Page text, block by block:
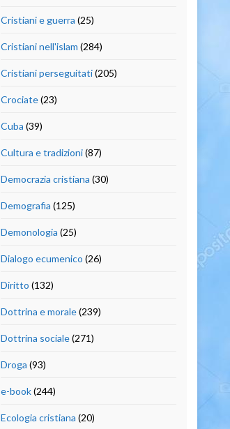
Cristiani e guerra (25)
Cristiani nell'islam (284)
Cristiani perseguitati(205)
Crociate(23)
Cuba (39)
Cultura e tradizioni(87)
Democrazia cristiana (30)
Demografia (125)
Demonologia (25)
Dialogo ecumenico (26)
Diritto (132)
Dottrina e morale(239)
Dottrina sociale(271)
Droga (93)
e-book(244)
Ecologia cristiana (20)